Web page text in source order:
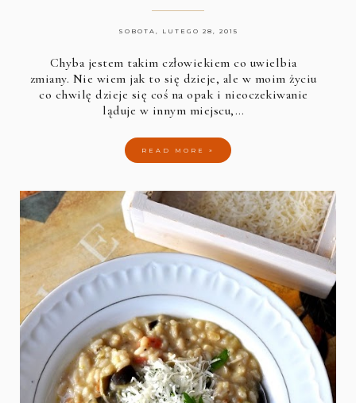
SOBOTA, LUTEGO 28, 2015
Chyba jestem takim człowiekiem co uwielbia
zmiany. Nie wiem jak to się dzieje, ale w moim życiu
co chwilę dzieje się coś na opak i nieoczekiwanie
ląduje w innym miejscu,…
READ MORE »